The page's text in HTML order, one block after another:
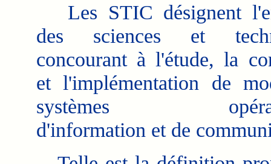
Les STIC désignent
des sciences et
concourant à l'étude, la
et l'implémentation de
systèmes
d'information et de